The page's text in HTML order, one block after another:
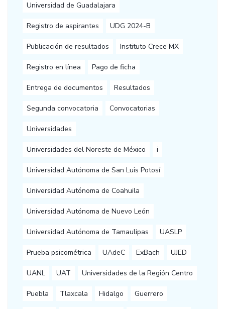
Universidad de Guadalajara
Registro de aspirantes UDG 2024-B
Publicación de resultados Instituto Crece MX
Registro en línea Pago de ficha
Entrega de documentos Resultados
Segunda convocatoria Convocatorias
Universidades
Universidades del Noreste de México i
Universidad Autónoma de San Luis Potosí
Universidad Autónoma de Coahuila
Universidad Autónoma de Nuevo León
Universidad Autónoma de Tamaulipas UASLP
Prueba psicométrica UAdeC ExBach UJED
UANL UAT Universidades de la Región Centro
Puebla Tlaxcala Hidalgo Guerrero